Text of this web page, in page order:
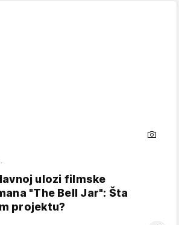
ulozi filmske
"The Bell Jar": Šta
projektu?